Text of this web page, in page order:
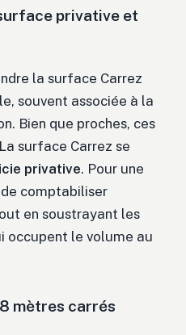
privative et
la surface Carrez
souvent associée à la
Bien que proches, ces
surface Carrez se
privative. Pour une
comptabiliser
en soustrayant les
occupent le volume au
mètres carrés